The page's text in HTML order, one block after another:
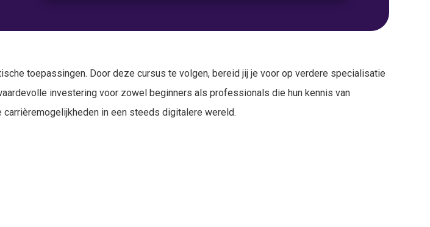
toepassingen. Door deze cursus te volgen, bereid jij je voor op verdere specialisatie
investering voor zowel beginners als professionals die hun kennis van
in een steeds digitalere wereld.